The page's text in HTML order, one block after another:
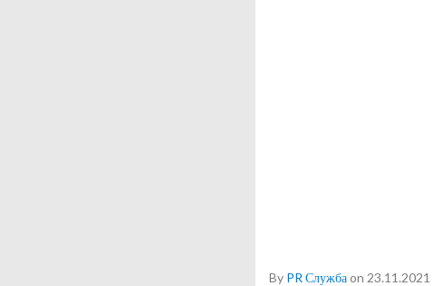
By PR Службаon 23.11.2021